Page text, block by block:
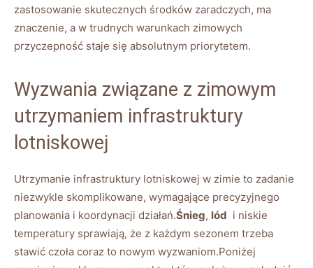
zastosowanie skutecznych ​środków zaradczych, ⁣ma
znaczenie, a‍ w trudnych warunkach zimowych
‌przyczepność staje się‌ absolutnym ​priorytetem.
Wyzwania‌ związane z ⁢zimowym
utrzymaniem infrastruktury‍
lotniskowej
Utrzymanie infrastruktury ⁢lotniskowej w zimie to zadanie
niezwykle ​skomplikowane, wymagające precyzyjnego
planowania i koordynacji działań.Śnieg, lód ‌ i niskie
temperatury sprawiają, ‍że z każdym sezonem trzeba
stawić czoła coraz to nowym ‍wyzwaniom.Poniżej